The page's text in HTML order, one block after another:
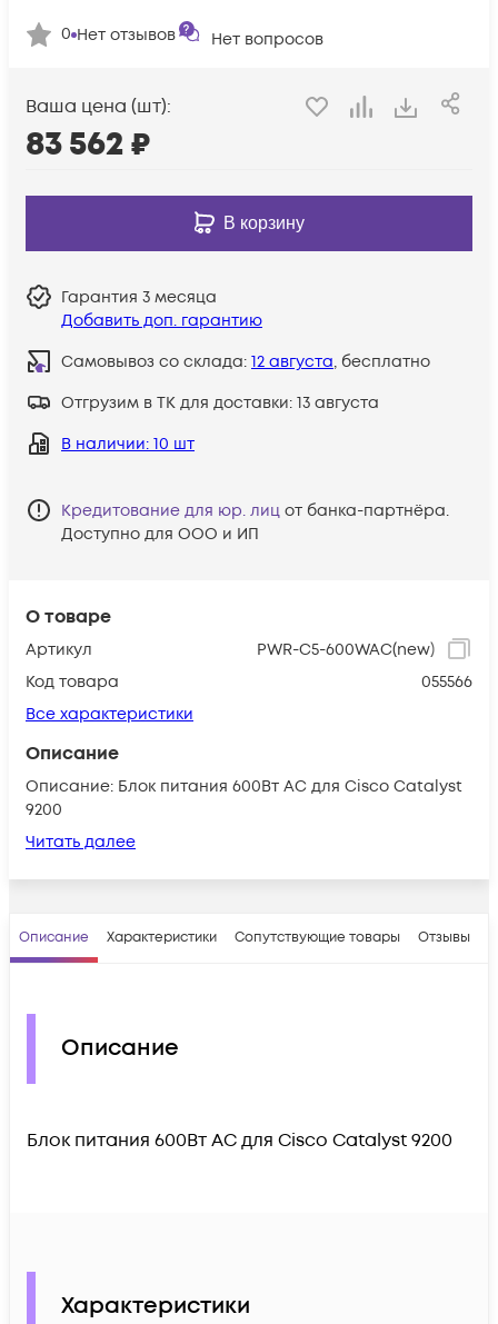
О товаре
Артикул
PWR-C5-600WAC(new)
Код товара
055566
Все характеристики
Описание
Описание: Блок питания 600Вт AC для Cisco Catalyst
9200
Читать далее
0 Нет отзывов Нет вопросов
Ваша цена (шт):
83 562₽
В корзину
Гарантия 3 месяца
Добавить доп. гарантию
Самовывоз со склада: 12 августа, бесплатно
Отгрузим в ТК для доставки: 13 августа
В наличии: 10 шт
Кредитование для юр. лиц от банка-партнёра.
Доступно для ООО и ИП
Описание Характеристики Сопутствующие товары Отзывы
Описание
Блок питания 600Вт AC для Cisco Catalyst 9200
Характеристики